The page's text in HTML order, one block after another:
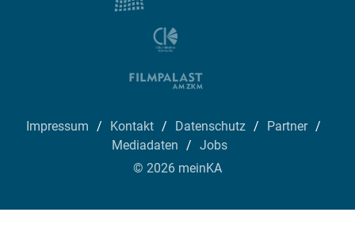
Impressum Kontakt Datenschutz
Partner
Mediadaten
Jobs
© 2026 meinKA